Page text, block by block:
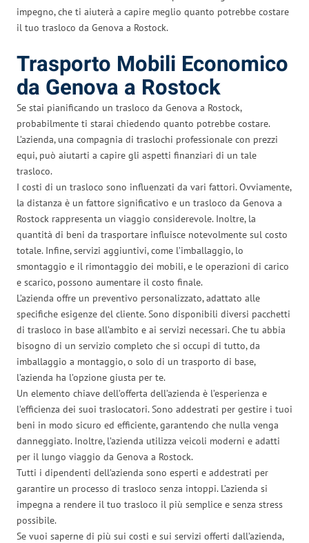
impegno, che ti aiuterà a capire meglio quanto potrebbe costare
il tuo trasloco da Genova a Rostock.
Trasporto Mobili Economico
da Genova a Rostock
Se stai pianificando un trasloco da Genova a Rostock,
probabilmente ti starai chiedendo quanto potrebbe costare.
L’azienda, una compagnia di traslochi professionale con prezzi
equi, può aiutarti a capire gli aspetti finanziari di un tale
trasloco.
I costi di un trasloco sono influenzati da vari fattori. Ovviamente,
la distanza è un fattore significativo e un trasloco da Genova a
Rostock rappresenta un viaggio considerevole. Inoltre, la
quantità di beni da trasportare influisce notevolmente sul costo
totale. Infine, servizi aggiuntivi, come l’imballaggio, lo
smontaggio e il rimontaggio dei mobili, e le operazioni di carico
e scarico, possono aumentare il costo finale.
L’azienda offre un preventivo personalizzato, adattato alle
specifiche esigenze del cliente. Sono disponibili diversi pacchetti
di trasloco in base all’ambito e ai servizi necessari. Che tu abbia
bisogno di un servizio completo che si occupi di tutto, da
imballaggio a montaggio, o solo di un trasporto di base,
l’azienda ha l’opzione giusta per te.
Un elemento chiave dell’offerta dell’azienda è l’esperienza e
l’efficienza dei suoi traslocatori. Sono addestrati per gestire i tuoi
beni in modo sicuro ed efficiente, garantendo che nulla venga
danneggiato. Inoltre, l’azienda utilizza veicoli moderni e adatti
per il lungo viaggio da Genova a Rostock.
Tutti i dipendenti dell’azienda sono esperti e addestrati per
garantire un processo di trasloco senza intoppi. L’azienda si
impegna a rendere il tuo trasloco il più semplice e senza stress
possibile.
Se vuoi saperne di più sui costi e sui servizi offerti dall’azienda,